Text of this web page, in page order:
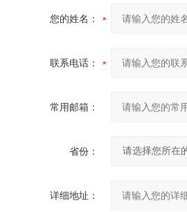
您的姓名：
联系电话：
常用邮箱：
省份：
详细地址：